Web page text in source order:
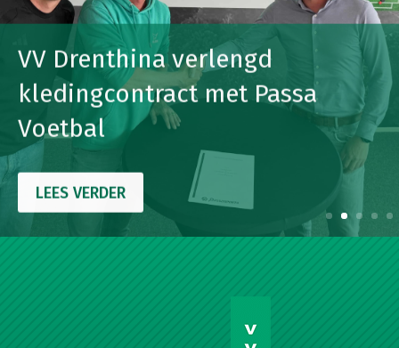
VV Drenthina verlengd
kledingcontract met Passa
Voetbal
LEES VERDER